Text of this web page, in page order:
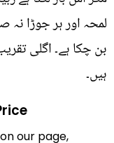
لمحہ اور ہر جوڑا
بن چکا ہے۔ اگلی
ہیں۔
our page,